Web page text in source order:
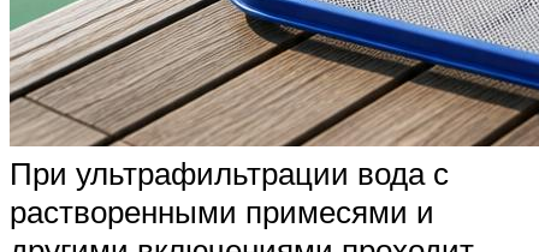
При ультрафильтрации вода с
растворенными примесями и